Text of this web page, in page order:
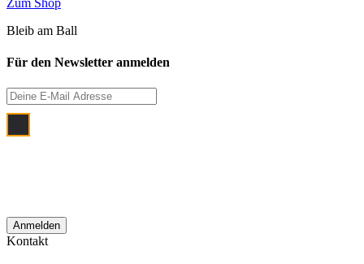
Zum Shop
Bleib am Ball
Für den Newsletter anmelden
Kontakt